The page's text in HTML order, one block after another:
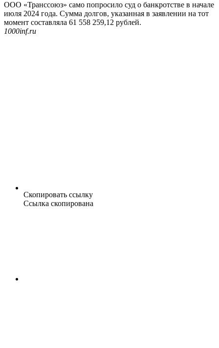
ООО «Транссоюз» само попросило суд о банкротстве в начале
июля 2024 года. Сумма долгов, указанная в заявлении на тот
момент составляла 61 558 259,12 рублей.
1000inf.ru
Скопировать ссылку
Ссылка скопирована